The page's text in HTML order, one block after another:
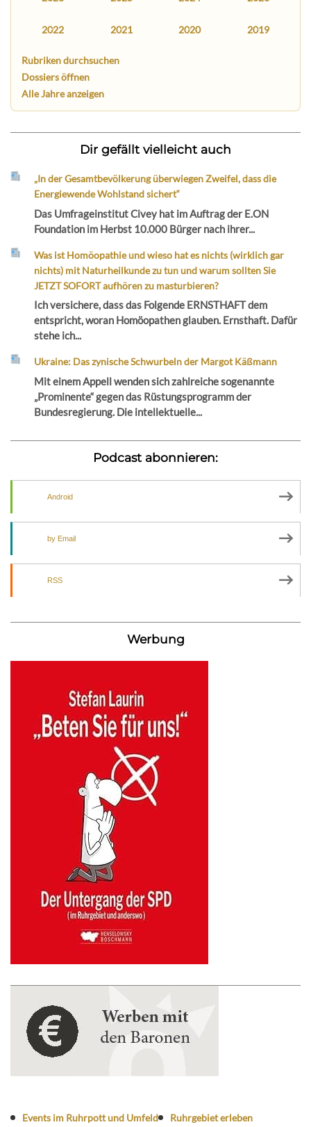
2022 2021 2020 2019
Rubriken durchsuchen
Dossiers öffnen
Alle Jahre anzeigen
Dir gefällt vielleicht auch
„In der Gesamtbevölkerung überwiegen Zweifel, dass die
Energiewende Wohlstand sichert“
Das Umfrageinstitut Civey hat im Auftrag der E.ON
Foundation im Herbst 10.000 Bürger nach ihrer...
Was ist Homöopathie und wieso hat es nichts (wirklich gar
nichts) mit Naturheilkunde zu tun und warum sollten Sie
JETZT SOFORT aufhören zu masturbieren?
Ich versichere, dass das Folgende ERNSTHAFT dem
entspricht, woran Homöopathen glauben. Ernsthaft. Dafür
stehe ich...
Ukraine: Das zynische Schwurbeln der Margot Käßmann
Mit einem Appell wenden sich zahlreiche sogenannte
„Prominente“ gegen das Rüstungsprogramm der
Bundesregierung. Die intellektuelle...
Podcast abonnieren:
Android
by Email
RSS
Werbung
Events im Ruhrpott und Umfeld Ruhrgebiet erleben